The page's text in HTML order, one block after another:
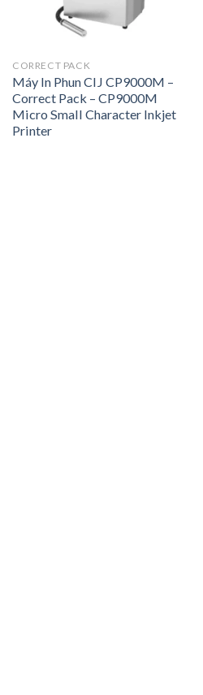
CORRECT PACK
Máy In Phun CIJ CP9000M –
Correct Pack – CP9000M
Micro Small Character Inkjet
Printer